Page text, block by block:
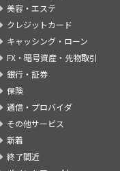
美容・エステ
クレジットカード
キャッシング・ローン
FX・暗号資産・先物取引
銀行・証券
保険
通信・プロバイダ
その他サービス
新着
終了間近